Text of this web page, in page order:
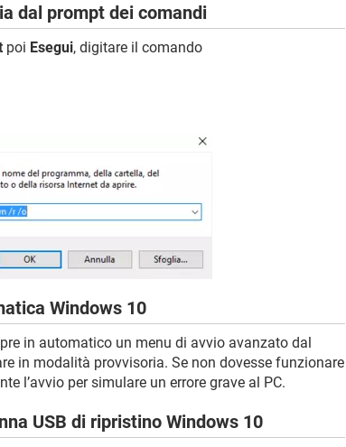
dal prompt dei comandi
poi Esegui, digitare il comando
Windows 10
in automatico un menu di avvio avanzato dal
in modalità provvisoria. Se non dovesse funzionare
l’avvio per simulare un errore grave al PC.
USB di ripristino Windows 10